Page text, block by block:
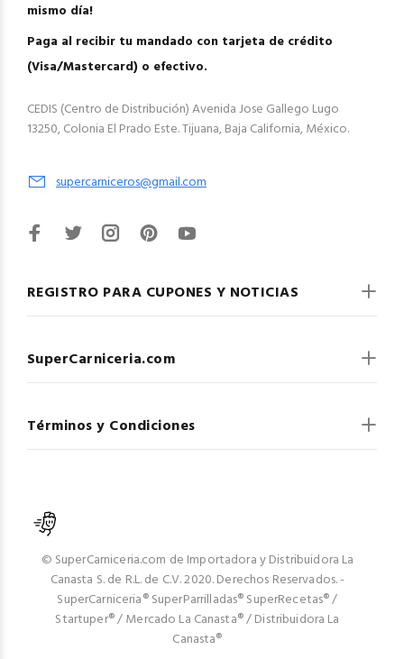
mismo día!
Paga al recibir tu mandado con tarjeta de crédito
(Visa/Mastercard) o efectivo.
CEDIS (Centro de Distribución) Avenida Jose Gallego Lugo
13250, Colonia El Prado Este. Tijuana, Baja California, México.
supercarniceros@gmail.com
REGISTRO PARA CUPONES Y NOTICIAS
SuperCarniceria.com
Términos y Condiciones
© SuperCarniceria.com de Importadora y Distribuidora La
Canasta S. de R.L. de C.V. 2020. Derechos Reservados. -
SuperCarniceria® SuperParrilladas® SuperRecetas® /
Startuper® / Mercado La Canasta® / Distribuidora La
Canasta®